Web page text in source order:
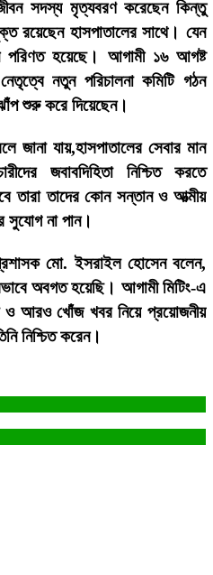
সদস্য মৃত্যবরণ করেছেন কিন্তু
রয়েছেন হাসপাতালের সাথে। যেন
পরিণত হয়েছে। আগামী ১৬ আগষ্ট
নতুন পরিচালনা কমিটি গঠন
শুরু করে দিয়েছেন।
জানা যায়,হাসপাতালের সেবার মান
জবাবদিহিতা নিশ্চিত করতে
তারা তাদের কোন সন্তান ও আত্মীয়
সুযোগ না পান।
মো. ইসরাইল হোসেন বলেন,
অবগত হয়েছি। আগামী মিটিং-এ
ও আরও খোঁজ খবর নিয়ে প্রয়োজনীয়
নিশ্চিত করেন।